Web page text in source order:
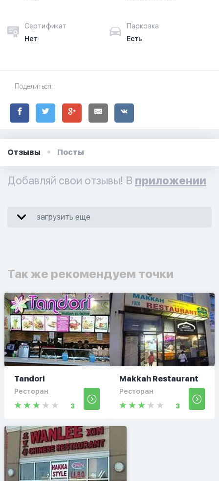
Сертификат
Нет
Парковка
Есть
Поделиться:
Отзывы Посты
Добавляй свои отзывы! В приложении
загрузить еще
Так же рекомендуем точки
Tandori
Ресторан
3
Makkah Restaurant
Ресторан
3